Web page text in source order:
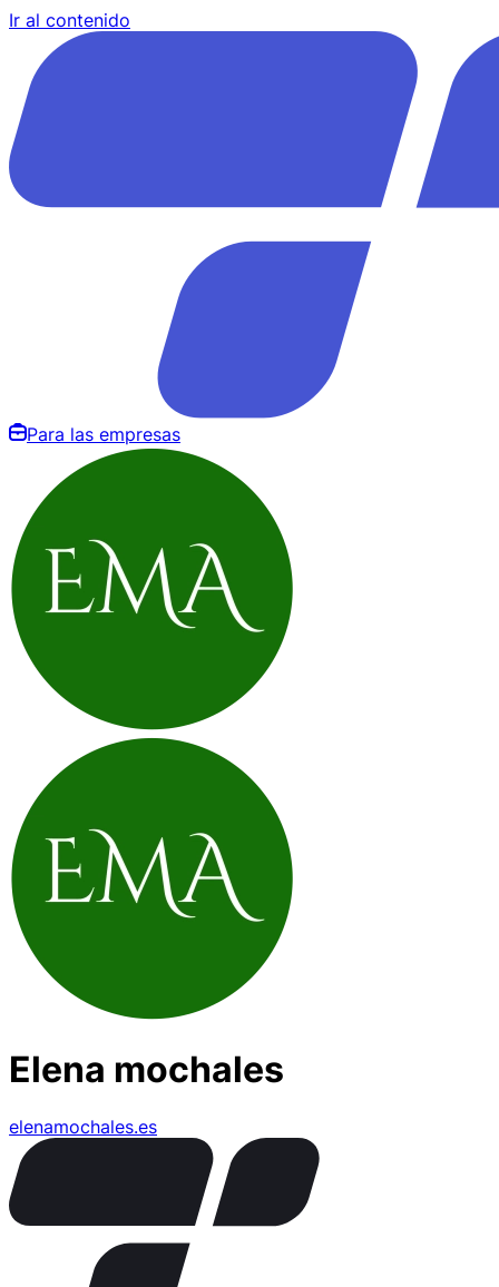
Ir al contenido
Para las empresas
Elena mochales
elenamochales.es